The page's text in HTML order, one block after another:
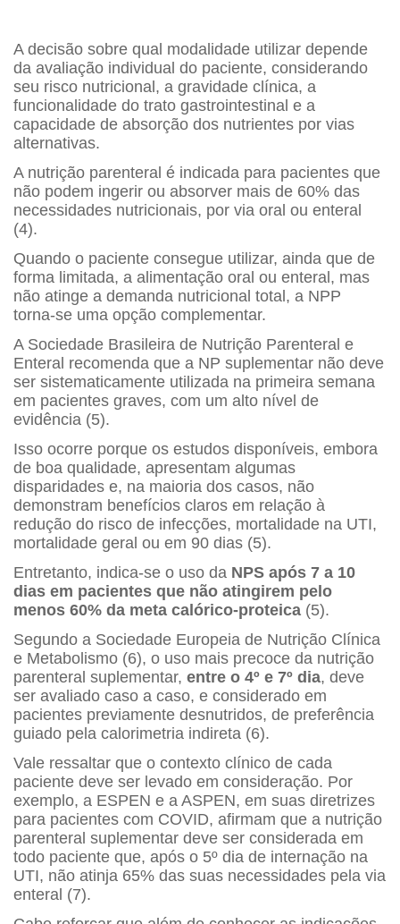
A decisão sobre qual modalidade utilizar depende
da avaliação individual do paciente, considerando
seu risco nutricional, a gravidade clínica, a
funcionalidade do trato gastrointestinal e a
capacidade de absorção dos nutrientes por vias
alternativas.
A nutrição parenteral é indicada para pacientes que
não podem ingerir ou absorver mais de 60% das
necessidades nutricionais, por via oral ou enteral
(4).
Quando o paciente consegue utilizar, ainda que de
forma limitada, a alimentação oral ou enteral, mas
não atinge a demanda nutricional total, a NPP
torna-se uma opção complementar.
A Sociedade Brasileira de Nutrição Parenteral e
Enteral recomenda que a NP suplementar não deve
ser sistematicamente utilizada na primeira semana
em pacientes graves, com um alto nível de
evidência (5).
Isso ocorre porque os estudos disponíveis, embora
de boa qualidade, apresentam algumas
disparidades e, na maioria dos casos, não
demonstram benefícios claros em relação à
redução do risco de infecções, mortalidade na UTI,
mortalidade geral ou em 90 dias (5).
Entretanto, indica-se o uso da NPS após 7 a 10
dias em pacientes que não atingirem pelo
menos 60% da meta calórico-proteica (5).
Segundo a Sociedade Europeia de Nutrição Clínica
e Metabolismo (6), o uso mais precoce da nutrição
parenteral suplementar, entre o 4º e 7º dia, deve
ser avaliado caso a caso, e considerado em
pacientes previamente desnutridos, de preferência
guiado pela calorimetria indireta (6).
Vale ressaltar que o contexto clínico de cada
paciente deve ser levado em consideração. Por
exemplo, a ESPEN e a ASPEN, em suas diretrizes
para pacientes com COVID, afirmam que a nutrição
parenteral suplementar deve ser considerada em
todo paciente que, após o 5º dia de internação na
UTI, não atinja 65% das suas necessidades pela via
enteral (7).